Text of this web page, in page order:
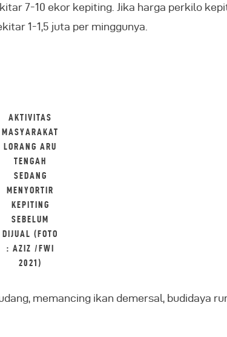
7-10 ekor kepiting. Jika harga perkilo
1-1,5 juta per minggunya.
AKTIVITAS
MASYARAKAT
LORANG ARU
TENGAH
SEDANG
MENYORTIR
KEPITING
SEBELUM
DIJUAL (FOTO
: AZIZ /FWI
2021)
memancing ikan demersal, budidaya